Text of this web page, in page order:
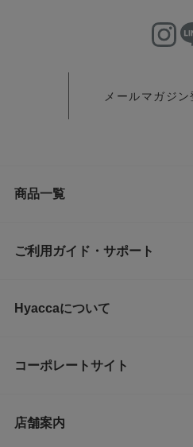
メールマガジ
商品一覧
ご利用ガイド・サポート
Hyaccaについて
コーポレートサイト
店舗案内